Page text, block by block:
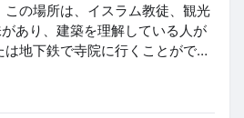
の場所は、イスラム教徒、観光
あり、建築を理解している人が
は地下鉄で寺院に行くことがで…